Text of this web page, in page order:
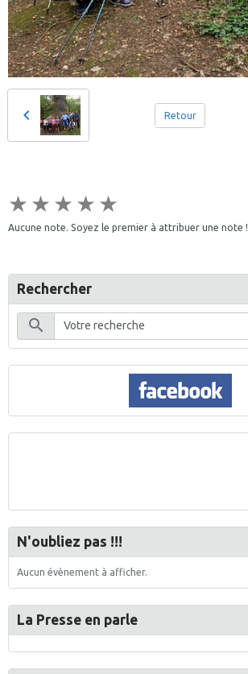
Retour
★ ★ ★ ★ ★
Aucune note. Soyez le premier à attribuer une note !
Rechercher
N'oubliez pas !!!
Aucun évènement à afficher.
La Presse en parle